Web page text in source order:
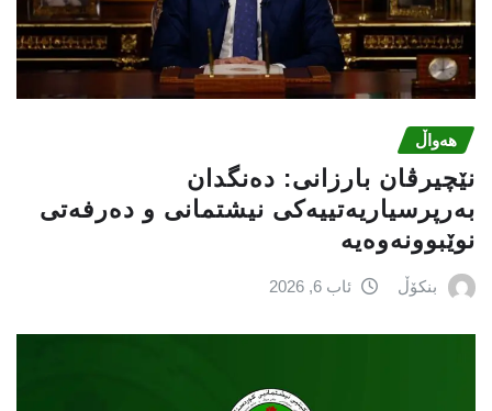
هەواڵ
نێچيرڤان بارزانى: دەنگدان
بەرپرسیاريه‌تییەکی نیشتمانى و دەرفەتی
نوێبوونەوەیە
بنکۆڵ ئاب 6, 2026